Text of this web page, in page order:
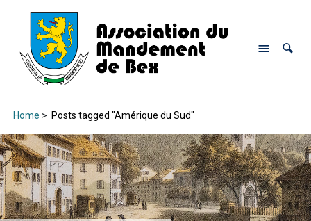
Home > Posts tagged "Amérique du Sud"